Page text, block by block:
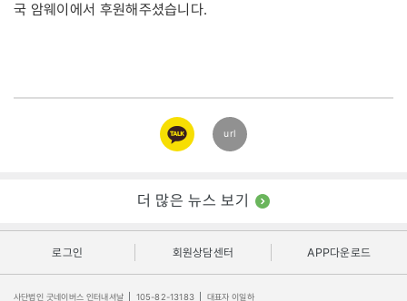
국 암웨이에서 후원해주셨습니다.
카카오
링크
url
더 많은 뉴스 보기
로그인 회원상담센터 APP다운로드
사단법인 굿네이버스 인터내셔날 105-82-13183 대표자 이일하